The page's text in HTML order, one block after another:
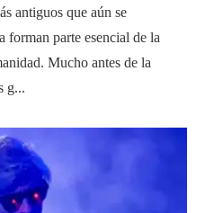
antiguos que aún se
forman parte esencial de la
Mucho antes de la
g...